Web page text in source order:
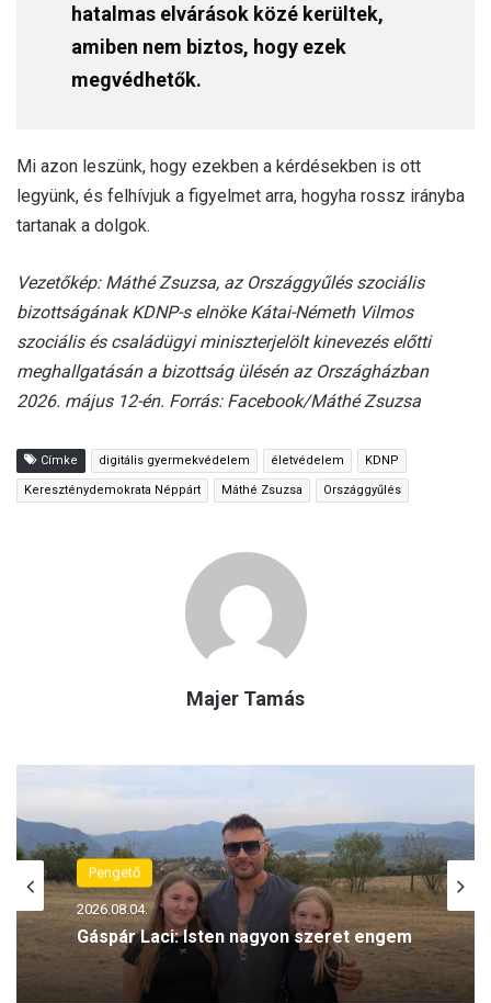
hatalmas elvárások közé kerültek,
amiben nem biztos, hogy ezek
megvédhetők.
Mi azon leszünk, hogy ezekben a kérdésekben is ott
legyünk, és felhívjuk a figyelmet arra, hogyha rossz irányba
tartanak a dolgok.
Vezetőkép: Máthé Zsuzsa, az Országgyűlés szociális
bizottságának KDNP-s elnöke Kátai-Németh Vilmos
szociális és családügyi miniszterjelölt kinevezés előtti
meghallgatásán a bizottság ülésén az Országházban
2026. május 12-én. Forrás: Facebook/Máthé Zsuzsa
Címke digitális gyermekvédelem életvédelem KDNP
Kereszténydemokrata Néppárt Máthé Zsuzsa Országgyűlés
Majer Tamás
Pengető
2026.08.04.
Gáspár Laci: Isten nagyon szeret engem